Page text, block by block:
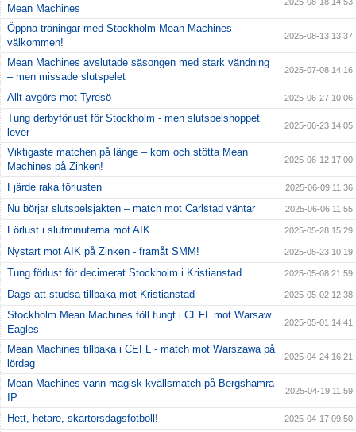
Mean Machines
Öppna träningar med Stockholm Mean Machines -
välkommen!
2025-08-13 13:37
Mean Machines avslutade säsongen med stark vändning
– men missade slutspelet
2025-07-08 14:16
Allt avgörs mot Tyresö 2025-06-27 10:06
Tung derbyförlust för Stockholm - men slutspelshoppet
lever
2025-06-23 14:05
Viktigaste matchen på länge – kom och stötta Mean
Machines på Zinken!
2025-06-12 17:00
Fjärde raka förlusten 2025-06-09 11:36
Nu börjar slutspelsjakten – match mot Carlstad väntar 2025-06-06 11:55
Förlust i slutminuterna mot AIK 2025-05-28 15:29
Nystart mot AIK på Zinken - framåt SMM! 2025-05-23 10:19
Tung förlust för decimerat Stockholm i Kristianstad 2025-05-08 21:59
Dags att studsa tillbaka mot Kristianstad 2025-05-02 12:38
Stockholm Mean Machines föll tungt i CEFL mot Warsaw
Eagles
2025-05-01 14:41
Mean Machines tillbaka i CEFL - match mot Warszawa på
lördag
2025-04-24 16:21
Mean Machines vann magisk kvällsmatch på Bergshamra
IP
2025-04-19 11:59
Hett, hetare, skärtorsdagsfotboll! 2025-04-17 09:50